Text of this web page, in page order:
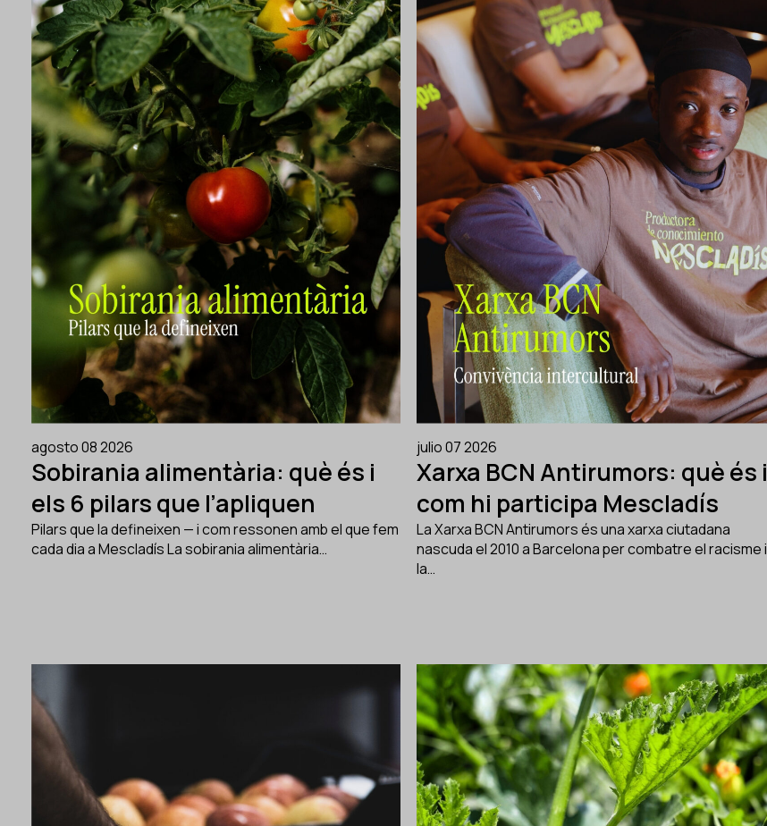
agosto 08 2026
Sobirania alimentària: què és i
els 6 pilars que l’apliquen
Pilars que la defineixen — i com ressonen amb el que fem
cada dia a Mescladís La sobirania alimentària…
julio 07 2026
Xarxa BCN Antirumors: què és i
com hi participa Mescladís
La Xarxa BCN Antirumors és una xarxa ciutadana
nascuda el 2010 a Barcelona per combatre el racisme i
la…